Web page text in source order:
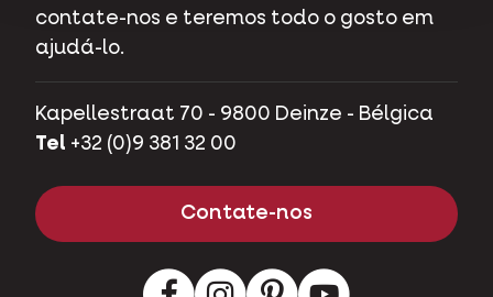
contate-nos e teremos todo o gosto em
ajudá-lo.
Kapellestraat 70 - 9800 Deinze - Bélgica
Tel +32 (0)9 381 32 00
Contate-nos
FacebookInstagram
LinkedInYoutube